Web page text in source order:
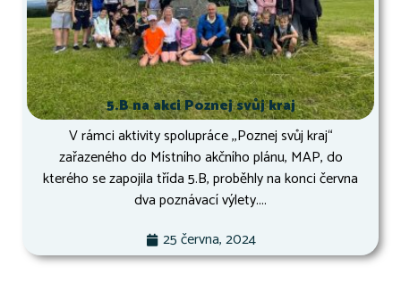
5.B na akci Poznej svůj kraj
V rámci aktivity spolupráce ,,Poznej svůj kraj“
zařazeného do Místního akčního plánu, MAP, do
kterého se zapojila třída 5.B, proběhly na konci června
dva poznávací výlety....
25 června, 2024